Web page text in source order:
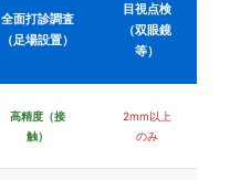
全面打診調査
（足場設置）
目視点検
（双眼鏡
等）
高精度（接
触）
2mm以上
のみ